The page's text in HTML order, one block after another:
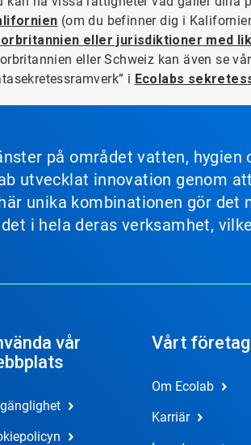
(om du befinner dig i
eller jurisdiktioner med
eller Schweiz kan även se
i Ecolabs
på området vatten,
utvecklat innovation genom
unika kombinationen gör
i hela deras verksamhet,
vår
Vårt företag
Om Ecolab
Karriär